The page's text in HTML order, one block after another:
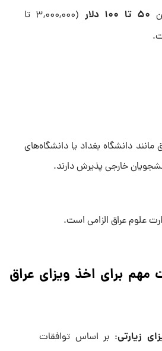
۵۰ تا ۱۰۰ دلار
(۳,۰۰۰,۰۰۰ تا
مانند دانشگاه بغداد یا دانشگاه‌های
خارجی پذیرش دارند.
علوم عراق الزامی است.
مهم برای اخذ ویزای عراق
زیارتی: بر اساس توافقات